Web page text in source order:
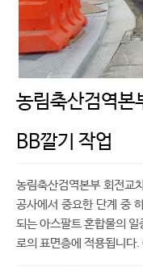
농림축산검역본
BB깔기 작업
농림축산검역본부 회전교
공사에서 중요한 단계 중
되는 아스팔트 혼합물의
로의 표면층에 적용됩니다